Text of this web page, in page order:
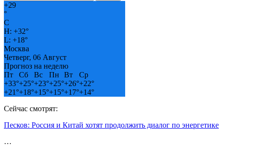
+29
°
C
H: +32°
L: +18°
Москва
Четверг, 06 Август
Прогноз на неделю
Пт
Сб Вс Пн Вт
Ср
+33°+25°+23°+25°+26°+22°
+21°+18°+15°+15°+17°+14°
Сейчас смотрят:
Песков: Россия и Китай хотят продолжить диалог по энергетике
…